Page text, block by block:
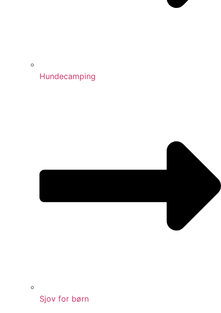
Hundecamping
Sjov for børn